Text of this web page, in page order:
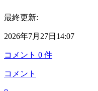
最終更新:
2026年7月27日14:07
コメント 0 件
コメント